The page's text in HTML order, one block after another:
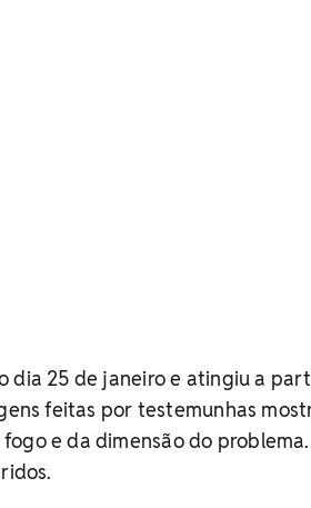
dia 25 de janeiro e atingiu a
feitas por testemunhas
e da dimensão do